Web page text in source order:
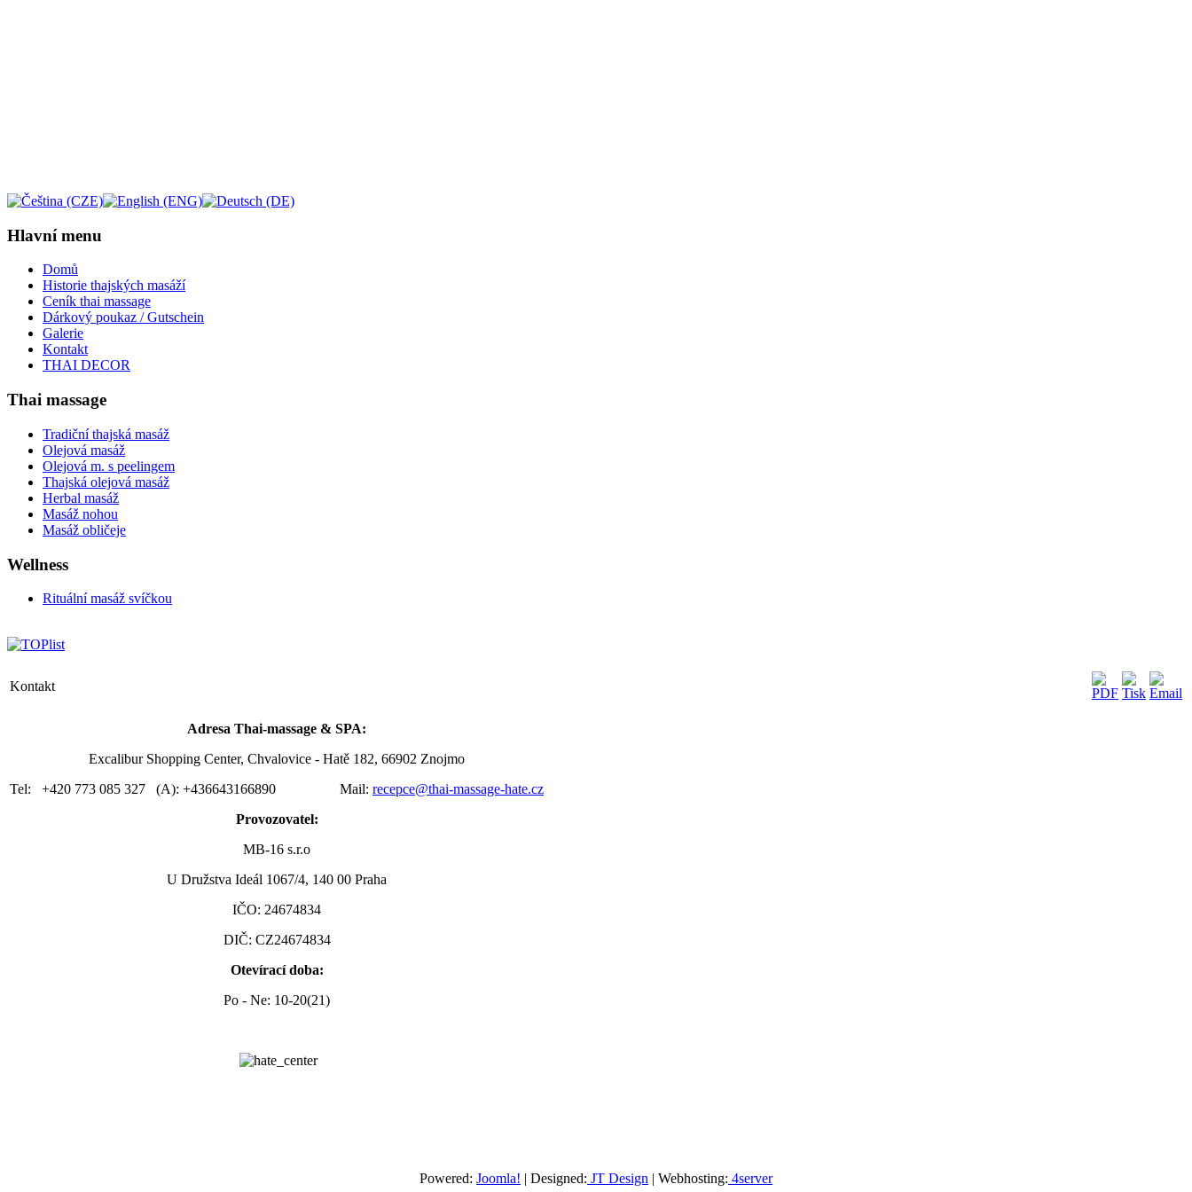
Hlavní menu
Domů
Historie thajských masáží
Ceník thai massage
Dárkový poukaz / Gutschein
Galerie
Kontakt
THAI DECOR
Thai massage
Tradiční thajská masáž
Olejová masáž
Olejová m. s peelingem
Thajská olejová masáž
Herbal masáž
Masáž nohou
Masáž obličeje
Wellness
Rituální masáž svíčkou
Kontakt
Adresa Thai-massage & SPA:
Excalibur Shopping Center, Chvalovice - Hatě 182, 66902 Znojmo
Tel: +420 773 085 327 (A): +436643166890 Mail: recepce@thai-massage-hate.cz
Provozovatel:
MB-16 s.r.o
U Družstva Ideál 1067/4, 140 00 Praha
IČO: 24674834
DIČ: CZ24674834
Otevírací doba:
Po - Ne: 10-20(21)
Powered: Joomla! | Designed: JT Design | Webhosting: 4server